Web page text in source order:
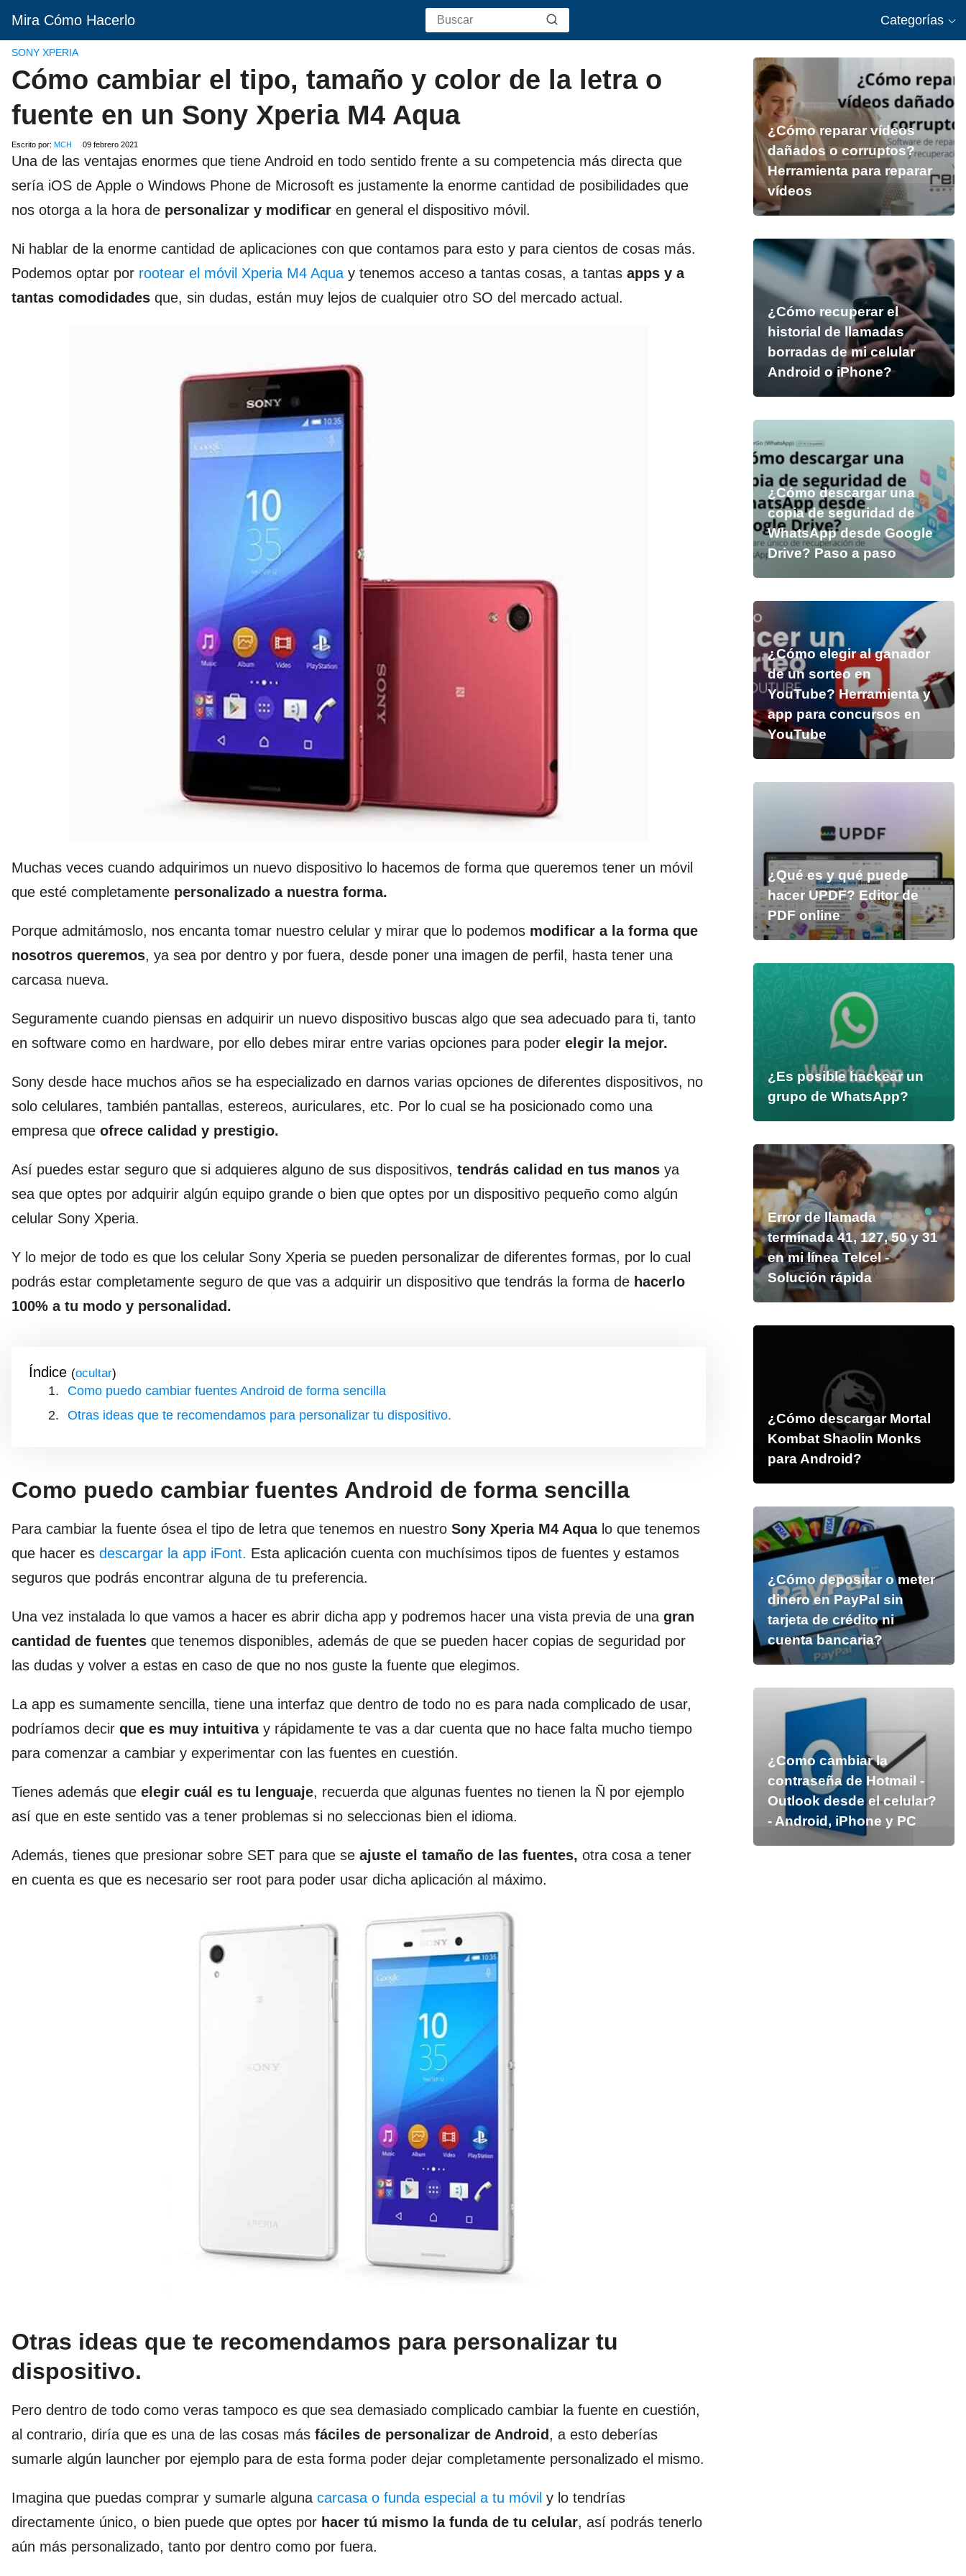
Mira Cómo Hacerlo Categorías
SONY XPERIA
Cómo cambiar el tipo, tamaño y color de la letra o
fuente en un Sony Xperia M4 Aqua
Escrito por: MCH 09 febrero 2021
Una de las ventajas enormes que tiene Android en todo sentido frente a su competencia más directa que
sería iOS de Apple o Windows Phone de Microsoft es justamente la enorme cantidad de posibilidades que
nos otorga a la hora de personalizar y modificar en general el dispositivo móvil.
Ni hablar de la enorme cantidad de aplicaciones con que contamos para esto y para cientos de cosas más.
Podemos optar por rootear el móvil Xperia M4 Aqua y tenemos acceso a tantas cosas, a tantas apps y a
tantas comodidades que, sin dudas, están muy lejos de cualquier otro SO del mercado actual.
Muchas veces cuando adquirimos un nuevo dispositivo lo hacemos de forma que queremos tener un móvil
que esté completamente personalizado a nuestra forma.
Porque admitámoslo, nos encanta tomar nuestro celular y mirar que lo podemos modificar a la forma que
nosotros queremos, ya sea por dentro y por fuera, desde poner una imagen de perfil, hasta tener una
carcasa nueva.
Seguramente cuando piensas en adquirir un nuevo dispositivo buscas algo que sea adecuado para ti, tanto
en software como en hardware, por ello debes mirar entre varias opciones para poder elegir la mejor.
Sony desde hace muchos años se ha especializado en darnos varias opciones de diferentes dispositivos, no
solo celulares, también pantallas, estereos, auriculares, etc. Por lo cual se ha posicionado como una
empresa que ofrece calidad y prestigio.
Así puedes estar seguro que si adquieres alguno de sus dispositivos, tendrás calidad en tus manos ya
sea que optes por adquirir algún equipo grande o bien que optes por un dispositivo pequeño como algún
celular Sony Xperia.
Y lo mejor de todo es que los celular Sony Xperia se pueden personalizar de diferentes formas, por lo cual
podrás estar completamente seguro de que vas a adquirir un dispositivo que tendrás la forma de hacerlo
100% a tu modo y personalidad.
Índice ( )
Como puedo cambiar fuentes Android de forma sencilla
Otras ideas que te recomendamos para personalizar tu dispositivo.
Como puedo cambiar fuentes Android de forma sencilla
Para cambiar la fuente ósea el tipo de letra que tenemos en nuestro Sony Xperia M4 Aqualo que tenemos
que hacer es descargar la app iFont. Esta aplicación cuenta con muchísimos tipos de fuentes y estamos
seguros que podrás encontrar alguna de tu preferencia.
Una vez instalada lo que vamos a hacer es abrir dicha app y podremos hacer una vista previa de una gran
cantidad de fuentes que tenemos disponibles, además de que se pueden hacer copias de seguridad por
las dudas y volver a estas en caso de que no nos guste la fuente que elegimos.
La app es sumamente sencilla, tiene una interfaz que dentro de todo no es para nada complicado de usar,
podríamos decir que es muy intuitivay rápidamente te vas a dar cuenta que no hace falta mucho tiempo
para comenzar a cambiar y experimentar con las fuentes en cuestión.
Tienes además que elegir cuál es tu lenguaje, recuerda que algunas fuentes no tienen la Ñ por ejemplo
así que en este sentido vas a tener problemas si no seleccionas bien el idioma.
Además, tienes que presionar sobre SET para que se ajuste el tamaño de las fuentes, otra cosa a tener
en cuenta es que es necesario ser root para poder usar dicha aplicación al máximo.
Otras ideas que te recomendamos para personalizar tu
dispositivo.
Pero dentro de todo como veras tampoco es que sea demasiado complicado cambiar la fuente en cuestión,
al contrario, diría que es una de las cosas más fáciles de personalizar de Android , a esto deberías
sumarle algún launcher por ejemplo para de esta forma poder dejar completamente personalizado el mismo.
Imagina que puedas comprar y sumarle alguna carcasa o funda especial a tu móvil y lo tendrías
directamente único, o bien puede que optes por hacer tú mismo la funda de tu celular, así podrás tenerlo
aún más personalizado, tanto por dentro como por fuera.
¿Cómo reparar vídeos
dañados o corruptos?
Herramienta para reparar
vídeos
¿Cómo recuperar el
historial de llamadas
borradas de mi celular
Android o iPhone?
¿Cómo descargar una
copia de seguridad de
WhatsApp desde Google
Drive? Paso a paso
¿Cómo elegir al ganador
de un sorteo en
YouTube? Herramienta y
app para concursos en
YouTube
¿Qué es y qué puede
hacer UPDF? Editor de
PDF online
¿Es posible hackear un
grupo de WhatsApp?
Error de llamada
terminada 41, 127, 50 y 31
en mi línea Telcel -
Solución rápida
¿Cómo descargar Mortal
Kombat Shaolin Monks
para Android?
¿Cómo depositar o meter
dinero en PayPal sin
tarjeta de crédito ni
cuenta bancaria?
¿Como cambiar la
contraseña de Hotmail -
Outlook desde el celular?
- Android, iPhone y PC